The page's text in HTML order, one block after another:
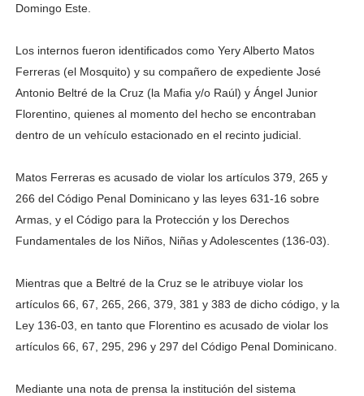
Domingo Este.
Los internos fueron identificados como Yery Alberto Matos
Ferreras (el Mosquito) y su compañero de expediente José
Antonio Beltré de la Cruz (la Mafia y/o Raúl) y Ángel Junior
Florentino, quienes al momento del hecho se encontraban
dentro de un vehículo estacionado en el recinto judicial.
Matos Ferreras es acusado de violar los artículos 379, 265 y
266 del Código Penal Dominicano y las leyes 631-16 sobre
Armas, y el Código para la Protección y los Derechos
Fundamentales de los Niños, Niñas y Adolescentes (136-03).
Mientras que a Beltré de la Cruz se le atribuye violar los
artículos 66, 67, 265, 266, 379, 381 y 383 de dicho código, y la
Ley 136-03, en tanto que Florentino es acusado de violar los
artículos 66, 67, 295, 296 y 297 del Código Penal Dominicano.
Mediante una nota de prensa la institución del sistema